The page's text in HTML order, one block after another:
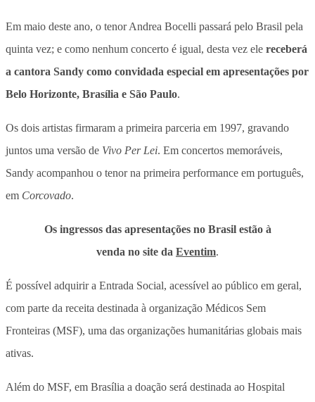
Em maio deste ano, o tenor Andrea Bocelli passará pelo Brasil pela
quinta vez; e como nenhum concerto é igual, desta vez ele receberá
a cantora Sandy como convidada especial em apresentações por
Belo Horizonte, Brasília e São Paulo.
Os dois artistas firmaram a primeira parceria em 1997, gravando
juntos uma versão de Vivo Per Lei. Em concertos memoráveis,
Sandy acompanhou o tenor na primeira performance em português,
em Corcovado.
Os ingressos das apresentações no Brasil estão à
venda no site da Eventim.
É possível adquirir a Entrada Social, acessível ao público em geral,
com parte da receita destinada à organização Médicos Sem
Fronteiras (MSF), uma das organizações humanitárias globais mais
ativas.
Além do MSF, em Brasília a doação será destinada ao Hospital